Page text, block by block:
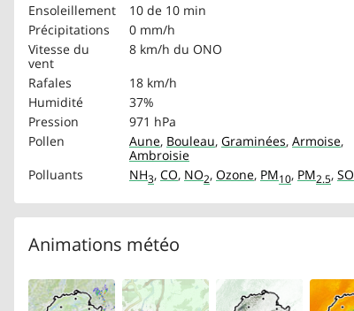
Ensoleillement
10 de 10 min
Précipitations
0 mm/h
Vitesse du
vent
8 km/h du ONO
Rafales
18 km/h
Humidité
37%
Pression
971 hPa
Pollen
Aune, Bouleau, Graminées, Armoise,
Ambroisie
Polluants
NH3, CO, NO2, Ozone, PM10, PM2.5, SO
Animations météo